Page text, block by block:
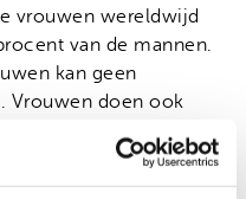
vrouwen wereldwijd
van de mannen.
kan geen
Vrouwen doen ook
en familieleden
Vrouwen doen